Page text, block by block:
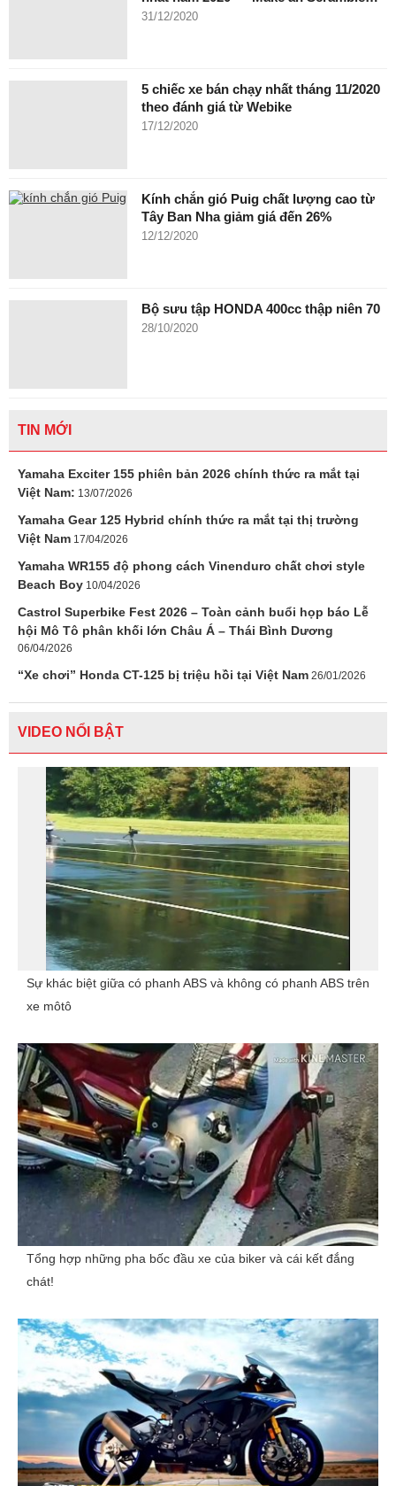
31/12/2020
5 chiếc xe bán chạy nhất tháng 11/2020
theo đánh giá từ Webike
17/12/2020
Kính chắn gió Puig chất lượng cao từ
Tây Ban Nha giảm giá đến 26%
12/12/2020
Bộ sưu tập HONDA 400cc thập niên 70
28/10/2020
TIN MỚI
Yamaha Exciter 155 phiên bản 2026 chính thức ra mắt tại
Việt Nam: 13/07/2026
Yamaha Gear 125 Hybrid chính thức ra mắt tại thị trường
Việt Nam 17/04/2026
Yamaha WR155 độ phong cách Vinenduro chất chơi style
Beach Boy 10/04/2026
Castrol Superbike Fest 2026 – Toàn cảnh buổi họp báo Lễ
hội Mô Tô phân khối lớn Châu Á – Thái Bình Dương
06/04/2026
“Xe chơi” Honda CT-125 bị triệu hồi tại Việt Nam 26/01/2026
VIDEO NỔI BẬT
Sự khác biệt giữa có phanh ABS và không có phanh ABS trên
xe môtô
Tổng hợp những pha bốc đầu xe của biker và cái kết đắng
chát!